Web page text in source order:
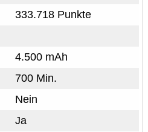
333.718 Punkte
4.500 mAh
700 Min.
Nein
Ja